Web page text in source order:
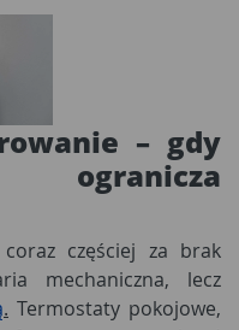
– gdy
częściej za brak
mechaniczna, lecz
. Termostaty pokojowe,